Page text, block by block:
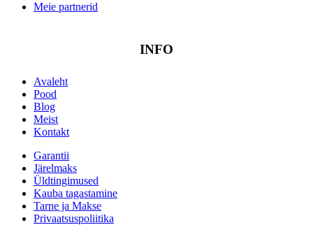
Meie partnerid
INFO
Avaleht
Pood
Blog
Meist
Kontakt
Garantii
Järelmaks
Üldtingimused
Kauba tagastamine
Tarne ja Makse
Privaatsuspoliitika